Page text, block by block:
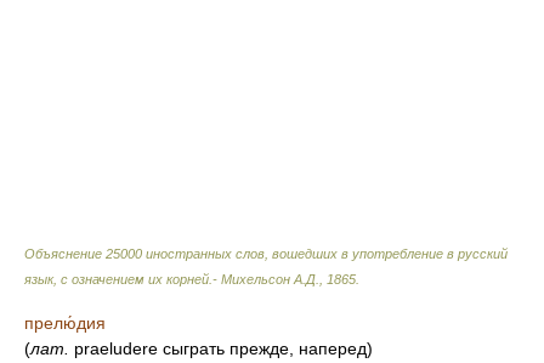
Объяснение 25000 иностранных слов, вошедших в употребление в русский
язык, с означением их корней.- Михельсон А.Д.
1865
прелю́дия
(лат.
praeludere сыграть прежде, наперед)